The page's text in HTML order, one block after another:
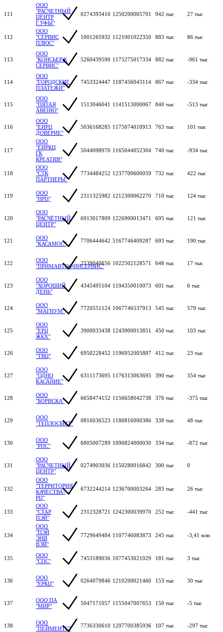
111
ООО
"РАСЧЕТНЫЙ
ЦЕНТР
Г.УФЫ"
0274393410 1250200005791 942 тыс 27 тыс
112
ООО
"СЕРВИС
ПЛЮС"
1001265932 1121001022350 883 тыс 86 тыс
113
ООО
"КОНСЬЕРЖ
СЕРВИС"
5260439590 1175275017334 882 тыс -961 тыс
114
ООО
"ГОРОДСКИЕ
ПЛАТЕЖИ"
7453324447 1187456043114 867 тыс -334 тыс
115
ООО
"ПЯТАЯ
АВЕНЮ"
1513046041 1141513000067 840 тыс -513 тыс
116
ООО
"ЕИРЦ
ДОВЕРИЕ"
5036168285 1175074010913 763 тыс 101 тыс
117
ООО
"ЕИРКЦ
ГК
КРЕАТИВ"
5044098970 1165044052304 740 тыс -934 тыс
118
ООО
"СТК
ПАРТНЕРЫ"
7734484252 1237700600059 732 тыс 422 тыс
119
ООО
"НРЦ"
2311325982 1212300062270 710 тыс 124 тыс
120
ООО
"РАСЧЁТНЫЙ
ЦЕНТР"
6913017809 1226900013471 695 тыс 121 тыс
121
ООО
"КАСАМОС"
7706444642 5167746409287 693 тыс 190 тыс
122
ООО
"ПРИМАВТОФИНСЕРВИС"
2539040656 1022502128571 648 тыс 17 тыс
123
ООО
"ХОРОШИЙ
ДЕНЬ"
4345495104 1194350010073 601 тыс 6 тыс
124
ООО
"МАГНУМ"
7720551124 1067746537913 545 тыс 579 тыс
125
ООО
"ЕРЦ
ЖКХ"
3900033438 1243900013851 450 тыс 103 тыс
126
ООО
"ТВЦ"
6950228452 1196952005887 412 тыс 23 тыс
127
ООО
"ОДНО
КАСАНИЕ"
6311173695 1176313063695 390 тыс 354 тыс
128
ООО
"БОРИСКА"
6658474152 1156658042738 376 тыс -375 тыс
129
ООО
"ТЕПЛОСБЫТ"
0816036523 1180816000386 338 тыс 48 тыс
130
ООО
"РПС"
6805007289 1096824000030 334 тыс -872 тыс
131
ООО
"РАСЧЕТНЫЙ
ЦЕНТР"
0274903036 1150280016842 300 тыс 0
132
ООО
"ТЕРРИТОРИЯ
КАЧЕСТВА-
РЦ"
6732244214 1236700003264 283 тыс 26 тыс
133
ООО
"СТАР
ПЭЙ"
2312328721 1242300039970 252 тыс -441 тыс
134
ООО
"ПЭЙ
ЭНИ
ВЭЙ"
7729649484 1107746083873 245 тыс -3,41 млн
135
ООО
"СПС"
7453189036 1077453021029 181 тыс 3 тыс
136
ООО
"ЕРКЦ"
0264079846 1210200021460 153 тыс 30 тыс
137
ООО ПА
"МИР"
5047171057 1155047007653 150 тыс -5 тыс
138
ООО
"ПЕЙМЕНТС"
7736330610 1207700385936 107 тыс -297 тыс